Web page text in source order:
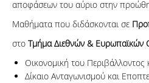
αποφάσεων του αύριο στην
Μαθήματα που διδάσκονται σε
στο Τμήμα Διεθνών & Ευρωπαϊκών
Οικονομική του
Δίκαιο Ανταγωνισμού και